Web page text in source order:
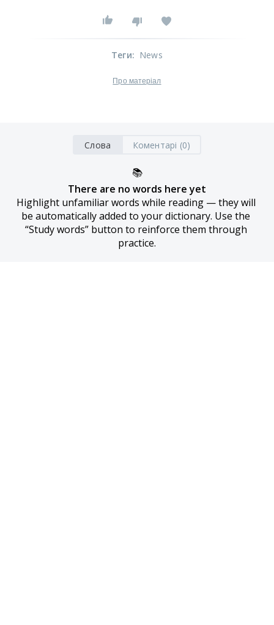
Теги: News
Про матеріал
Слова Коментарі (0)
📚
There are no words here yet
Highlight unfamiliar words while reading — they will
be automatically added to your dictionary. Use the
“Study words” button to reinforce them through
practice.